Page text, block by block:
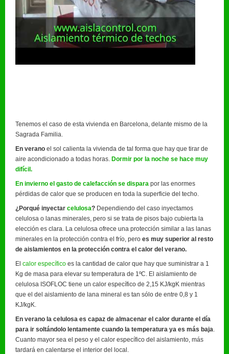
Tenemos el caso de esta vivienda en Barcelona, delante mismo de la
Sagrada Familia.
En verano el sol calienta la vivienda de tal forma que hay que tirar de
aire acondicionado a todas horas. Dormir por la noche se hace muy
difícil.
En invierno el gasto de calefacción se dispara por las enormes
pérdidas de calor que se producen en toda la superficie del techo.
¿Porqué inyectar celulosa? Dependiendo del caso inyectamos
celulosa o lanas minerales, pero si se trata de pisos bajo cubierta la
elección es clara. La celulosa ofrece una protección similar a las lanas
minerales en la protección contra el frío, pero es muy superior al resto
de aislamientos en la protección contra el calor del verano.
El calor específico es la cantidad de calor que hay que suministrar a 1
Kg de masa para elevar su temperatura de 1ºC. El aislamiento de
celulosa ISOFLOC tiene un calor específico de 2,15 KJ/kgK mientras
que el del aislamiento de lana mineral es tan sólo de entre 0,8 y 1
KJ/kgK.
En verano la celulosa es capaz de almacenar el calor durante el día
para ir soltándolo lentamente cuando la temperatura ya es más baja.
Cuanto mayor sea el peso y el calor específico del aislamiento, más
tardará en calentarse el interior del local.